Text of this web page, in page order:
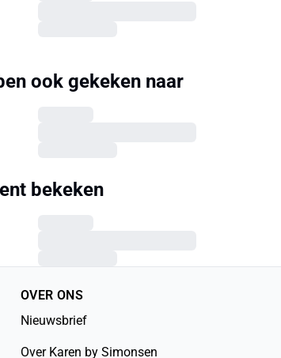
ook gekeken naar
bekeken
OVER ONS
Nieuwsbrief
Over Karen by Simonsen